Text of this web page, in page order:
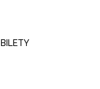
BILETY